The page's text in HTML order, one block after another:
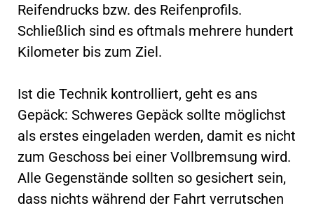
Reifendrucks bzw. des Reifenprofils.
Schließlich sind es oftmals mehrere hundert
Kilometer bis zum Ziel.
Ist die Technik kontrolliert, geht es ans
Gepäck: Schweres Gepäck sollte möglichst
als erstes eingeladen werden, damit es nicht
zum Geschoss bei einer Vollbremsung wird.
Alle Gegenstände sollten so gesichert sein,
dass nichts während der Fahrt verrutschen